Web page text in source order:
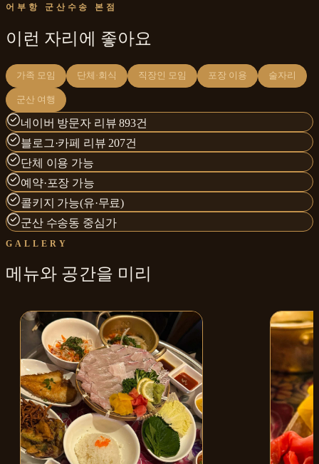
어부항 군산수송 본점
이런 자리에 좋아요
가족 모임 단체·회식 직장인 모임 포장 이용 술자리
군산 여행
네이버 방문자 리뷰 893건
블로그·카페 리뷰 207건
단체 이용 가능
예약·포장 가능
콜키지 가능(유·무료)
군산 수송동 중심가
GALLERY
메뉴와 공간을 미리